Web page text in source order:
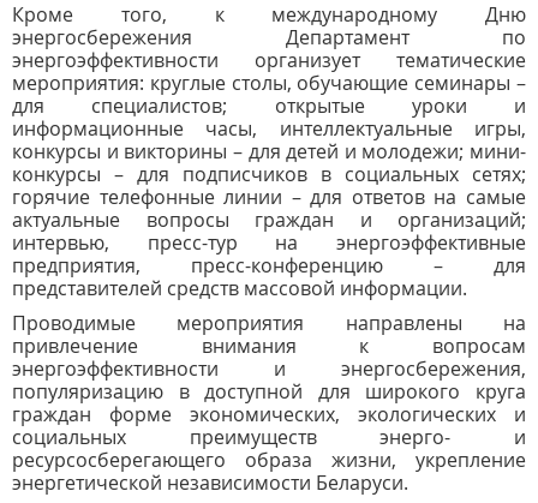
Кроме того, к международному Дню
энергосбережения Департамент по
энергоэффективности организует тематические
мероприятия: круглые столы, обучающие семинары –
для специалистов; открытые уроки и
информационные часы, интеллектуальные игры,
конкурсы и викторины – для детей и молодежи; мини-
конкурсы – для подписчиков в социальных сетях;
горячие телефонные линии – для ответов на самые
актуальные вопросы граждан и организаций;
интервью, пресс-тур на энергоэффективные
предприятия, пресс-конференцию – для
представителей средств массовой информации.
Проводимые мероприятия направлены на
привлечение внимания к вопросам
энергоэффективности и энергосбережения,
популяризацию в доступной для широкого круга
граждан форме экономических, экологических и
социальных преимуществ энерго- и
ресурсосберегающего образа жизни, укрепление
энергетической независимости Беларуси.